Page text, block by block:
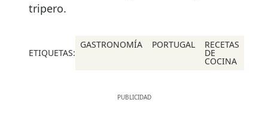
tripero.
ETIQUETAS:
GASTRONOMÍA PORTUGAL RECETAS
DE
COCINA